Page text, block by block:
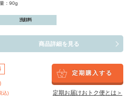
：90g
洗顔料
商品詳細を見る
込)
定期購入する
定期お届けおトク便とは＞